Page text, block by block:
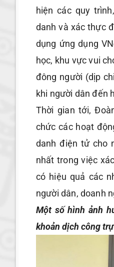
hiện các quy
danh và xác thực
dụng ứng dụng
học, khu vực vui
đông người (dịp
khi người dân đến
Thời gian tới,
chức các hoạt
danh điện tử cho
nhất trong việc
có hiệu quả các
người dân, doanh
Một số hình ảnh
khoản dịch công